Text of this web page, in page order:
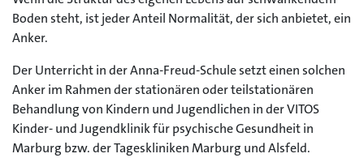
Boden steht, ist jeder Anteil Normalität, der sich anbietet, ein
Anker.
Der Unterricht in der Anna-Freud-Schule setzt einen solchen
Anker im Rahmen der stationären oder teilstationären
Behandlung von Kindern und Jugendlichen in der VITOS
Kinder- und Jugendklinik für psychische Gesundheit in
Marburg bzw. der Tageskliniken Marburg und Alsfeld.